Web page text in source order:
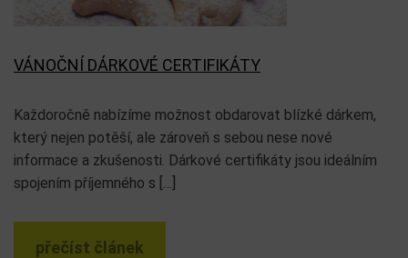
VÁNOČNÍ DÁRKOVÉ CERTIFIKÁTY
Každoročně nabízíme možnost obdarovat blízké dárkem,
který nejen potěší, ale zároveň s sebou nese nové
informace a zkušenosti. Dárkové certifikáty jsou ideálním
spojením příjemného s […]
přečíst článek